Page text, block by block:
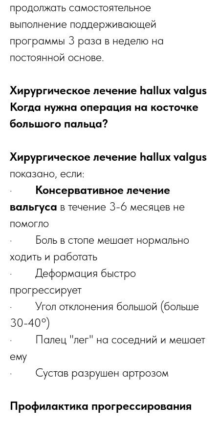
продолжать самостоятельное
выполнение поддерживающей
программы 3 раза в неделю на
постоянной основе.
Хирургическое лечение hallux valgus
Когда нужна операция на косточке
большого пальца?
Хирургическое лечение hallux valgus
показано, если:
· Консервативное лечение
вальгуса в течение 3-6 месяцев не
помогло
· Боль в стопе мешает нормально
ходить и работать
· Деформация быстро
прогрессирует
· Угол отклонения большой (больше
30-40°)
· Палец "лег" на соседний и мешает
ему
· Сустав разрушен артрозом
Профилактика прогрессирования